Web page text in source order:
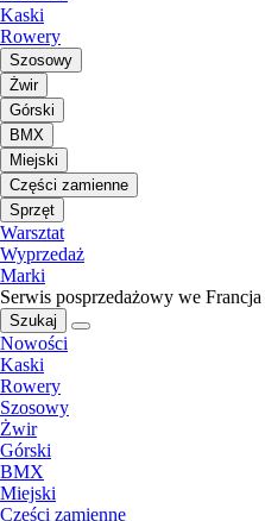
Kaski
Rowery
Szosowy
Żwir
Górski
BMX
Miejski
Części zamienne
Sprzęt
Warsztat
Wyprzedaż
Marki
Serwis posprzedażowy we Francja
Szukaj
Nowości
Kaski
Rowery
Szosowy
Żwir
Górski
BMX
Miejski
Części zamienne